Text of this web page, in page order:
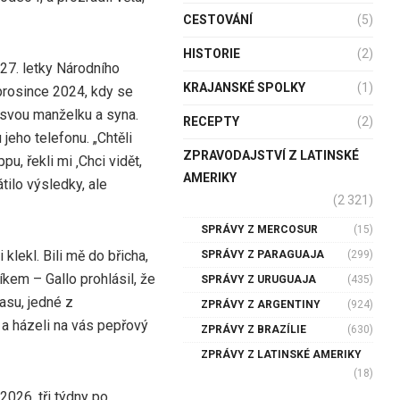
letky Národního
2024, kdy se
manželku a syna.
telefonu. „Chtěli
řekli mi ‚Chci vidět,
výsledky, ale
Bili mě do břicha,
– Gallo prohlásil, že
jedné z
házeli na vás pepřový
CESTOVÁNÍ (5)
HISTORIE (2)
KRAJANSKÉ SPOLKY (1)
RECEPTY (2)
ZPRAVODAJSTVÍ Z LATINSKÉ
AMERIKY
(2 321)
SPRÁVY Z MERCOSUR
(15)
SPRÁVY Z PARAGUAJA
(299)
SPRÁVY Z URUGUAJA
(435)
ZPRÁVY Z ARGENTINY
(924)
ZPRÁVY Z BRAZÍLIE
(630)
ZPRÁVY Z LATINSKÉ AMERIKY
(18)